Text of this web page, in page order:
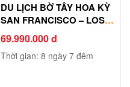
DU LỊCH BỜ TÂY HOA KỲ
SAN FRANCISCO – LOS
ANGELES
69.990.000 đ
Thời gian: 8 ngày 7 đêm